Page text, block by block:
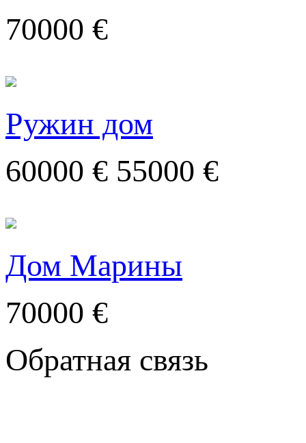
70000 €
Ружин дом
60000 € 55000 €
Дом Марины
70000 €
Обратная связь